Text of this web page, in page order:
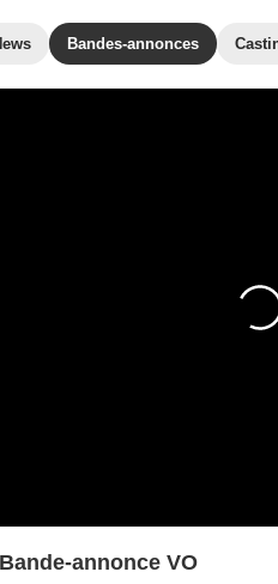
Bandes-annonces
annonce VO